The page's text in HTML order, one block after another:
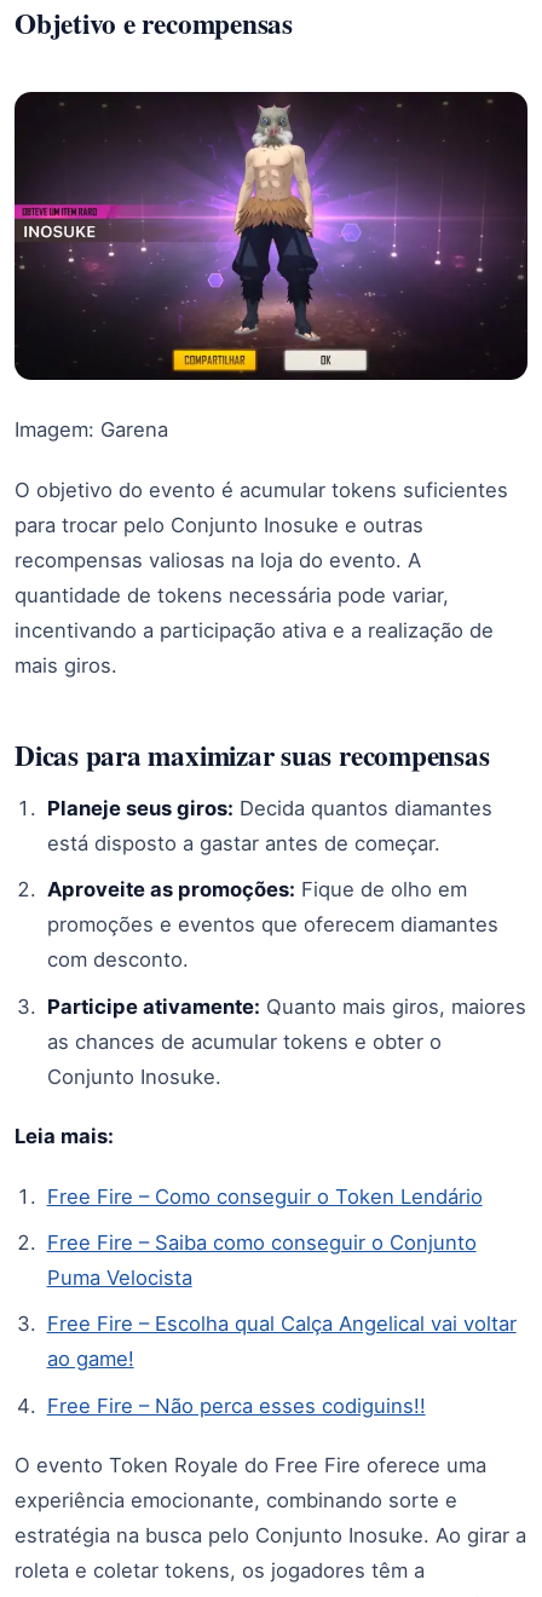
Objetivo e recompensas
Imagem: Garena
O objetivo do evento é acumular tokens suficientes
para trocar pelo Conjunto Inosuke e outras
recompensas valiosas na loja do evento. A
quantidade de tokens necessária pode variar,
incentivando a participação ativa e a realização de
mais giros.
Dicas para maximizar suas recompensas
Planeje seus giros: Decida quantos diamantes
está disposto a gastar antes de começar.
Aproveite as promoções: Fique de olho em
promoções e eventos que oferecem diamantes
com desconto.
Participe ativamente: Quanto mais giros, maiores
as chances de acumular tokens e obter o
Conjunto Inosuke.
Leia mais:
Free Fire – Como conseguir o Token Lendário
Free Fire – Saiba como conseguir o Conjunto
Puma Velocista
Free Fire – Escolha qual Calça Angelical vai voltar
ao game!
Free Fire – Não perca esses codiguins!!
O evento Token Royale do Free Fire oferece uma
experiência emocionante, combinando sorte e
estratégia na busca pelo Conjunto Inosuke. Ao girar a
roleta e coletar tokens, os jogadores têm a